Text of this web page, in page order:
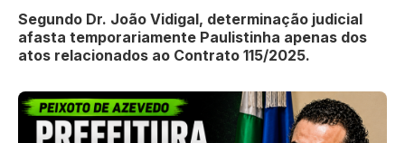
Segundo Dr. João Vidigal, determinação judicial
afasta temporariamente Paulistinha apenas dos
atos relacionados ao Contrato 115/2025.